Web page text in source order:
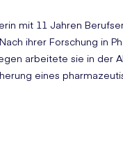
30
Medikaments
mit 11 Jahren
ihrer Forschung in
arbeitete sie in der
eines